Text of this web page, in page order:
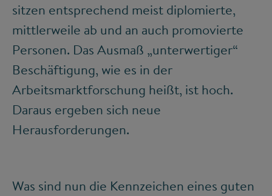
sitzen entsprechend meist diplomierte,
mittlerweile ab und an auch promovierte
Personen. Das Ausmaß „unterwertiger“
Beschäftigung, wie es in der
Arbeitsmarktforschung heißt, ist hoch.
Daraus ergeben sich neue
Herausforderungen.
Was sind nun die Kennzeichen eines guten